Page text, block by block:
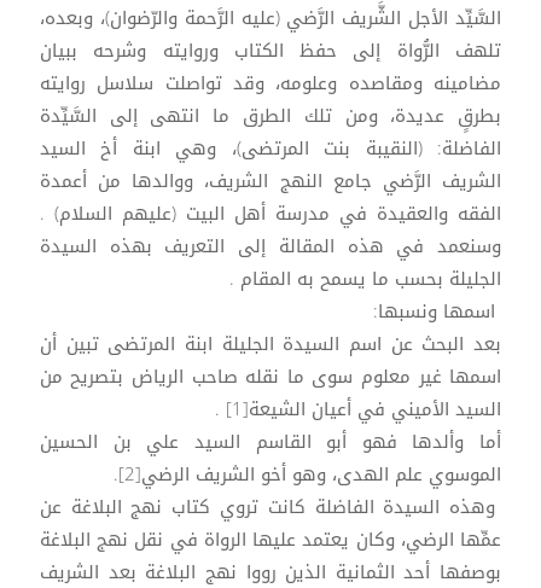
السَّيِّد الأجل الشَّريف الرَّضي (عليه الرَّحمة والرّضوان)، وبعده،
تلهف الرُّواة إلى حفظ الكتاب وروايته وشرحه ببيان
مضامينه ومقاصده وعلومه، وقد تواصلت سلاسل روايته
بطرقٍ عديدة، ومن تلك الطرق ما انتهى إلى السَّيِّدة
الفاضلة: (النقيبة بنت المرتضى)، وهي ابنة أخ السيد
الشريف الرَّضي جامع النهج الشريف، ووالدها من أعمدة
الفقه والعقيدة في مدرسة أهل البيت (عليهم السلام) .
وسنعمد في هذه المقالة إلى التعريف بهذه السيدة
الجليلة بحسب ما يسمح به المقام .
اسمها ونسبها:
بعد البحث عن اسم السيدة الجليلة ابنة المرتضى تبين أن
اسمها غير معلوم سوى ما نقله صاحب الرياض بتصريح من
السيد الأميني في أعيان الشيعة[1] .
أما وألدها فهو أبو القاسم السيد علي بن الحسين
الموسوي علم الهدى، وهو أخو الشريف الرضي[2].
وهذه السيدة الفاضلة كانت تروي كتاب نهج البلاغة عن
عمِّها الرضي، وكان يعتمد عليها الرواة في نقل نهج البلاغة
بوصفها أحد الثمانية الذين رووا نهج البلاغة بعد الشريف